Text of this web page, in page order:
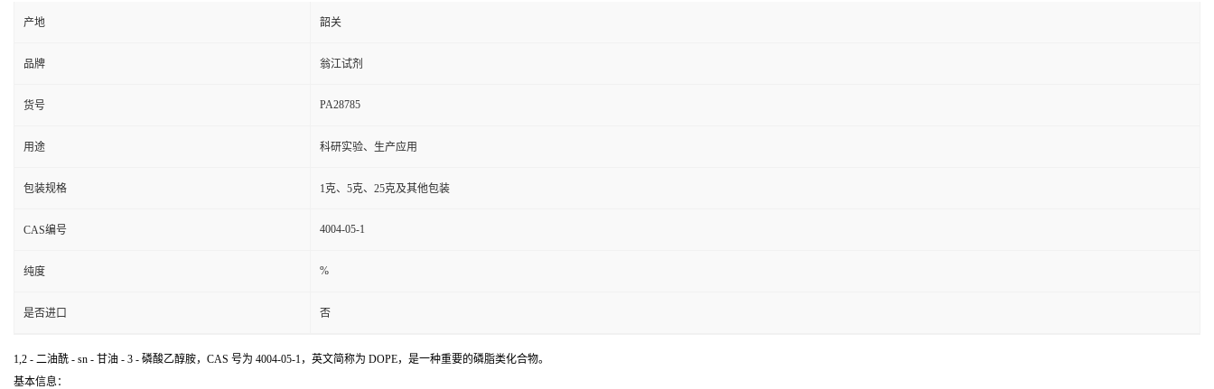
产地 韶关
品牌 翁江试剂
货号 PA28785
用途 科研实验、生产应用
包装规格 1克、5克、25克及其他包装
CAS编号 4004-05-1
纯度 %
是否进口 否
1,2 - 二油酰 - sn - 甘油 - 3 - 磷酸乙醇胺，CAS 号为 4004-05-1，英文简称为 DOPE，是一种重要的磷脂类化合物。
基本信息：